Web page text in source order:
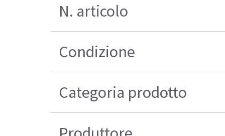
N. articolo
Condizione
Categoria prodotto